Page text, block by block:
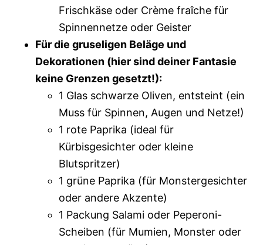
Frischkäse oder Crème fraîche für
Spinnennetze oder Geister
Für die gruseligen Beläge und
Dekorationen (hier sind deiner Fantasie
keine Grenzen gesetzt!):
1 Glas schwarze Oliven, entsteint (ein
Muss für Spinnen, Augen und Netze!)
1 rote Paprika (ideal für
Kürbisgesichter oder kleine
Blutspritzer)
1 grüne Paprika (für Monstergesichter
oder andere Akzente)
1 Packung Salami oder Peperoni-
Scheiben (für Mumien, Monster oder